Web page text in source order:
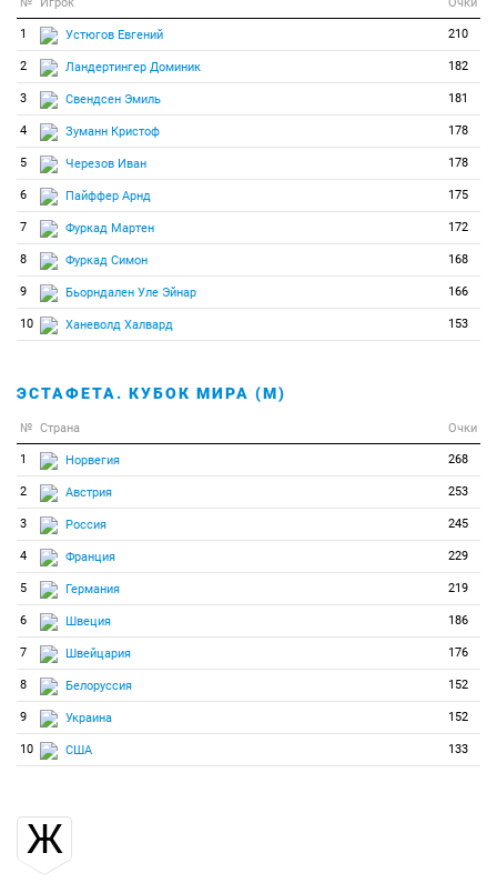
1 Устюгов Евгений 210
2 Ландертингер Доминик 182
3 Свендсен Эмиль 181
4 Зуманн Кристоф 178
5 Черезов Иван 178
6 Пайффер Арнд 175
7 Фуркад Мартен 172
8 Фуркад Симон 168
9 Бьорндален Уле Эйнар 166
10 Ханеволд Халвард 153
ЭСТАФЕТА. КУБОК МИРА (М)
№ Страна Очки
1 Норвегия 268
2 Австрия 253
3 Россия 245
4 Франция 229
5 Германия 219
6 Швеция 186
7 Швейцария 176
8 Белоруссия 152
9 Украина 152
10 США 133
Ж